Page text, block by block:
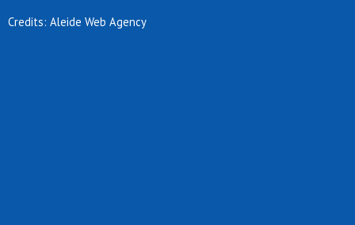
Credits: Aleide Web Agency